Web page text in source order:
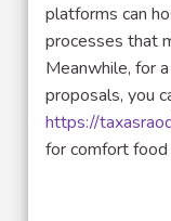
platforms can
processes that
Meanwhile, for
proposals, you
https://
for comfort food